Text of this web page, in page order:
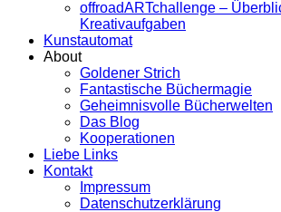
offroadARTchallenge –
Kreativaufgaben
Kunstautomat
About
Goldener Strich
Fantastische Büchermagie
Geheimnisvolle Bücherwelten
Das Blog
Kooperationen
Liebe Links
Kontakt
Impressum
Datenschutzerklärung